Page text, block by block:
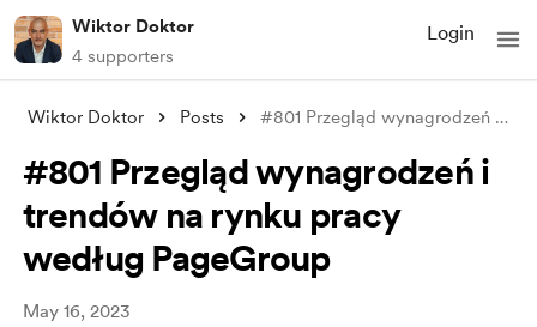
Wiktor Doktor
4 supporters
Login
Wiktor Doktor Posts #801 Przegląd wynagrodzeń i trendów na r
#801 Przegląd wynagrodzeń i
trendów na rynku pracy
według PageGroup
May 16, 2023